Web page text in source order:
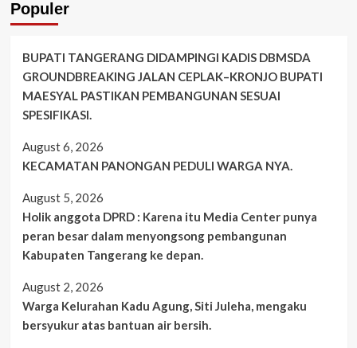
Populer
BUPATI TANGERANG DIDAMPINGI KADIS DBMSDA
GROUNDBREAKING JALAN CEPLAK–KRONJO BUPATI
MAESYAL PASTIKAN PEMBANGUNAN SESUAI
SPESIFIKASI.
August 6, 2026
KECAMATAN PANONGAN PEDULI WARGA NYA.
August 5, 2026
Holik anggota DPRD : Karena itu Media Center punya
peran besar dalam menyongsong pembangunan
Kabupaten Tangerang ke depan.
August 2, 2026
Warga Kelurahan Kadu Agung, Siti Juleha, mengaku
bersyukur atas bantuan air bersih.